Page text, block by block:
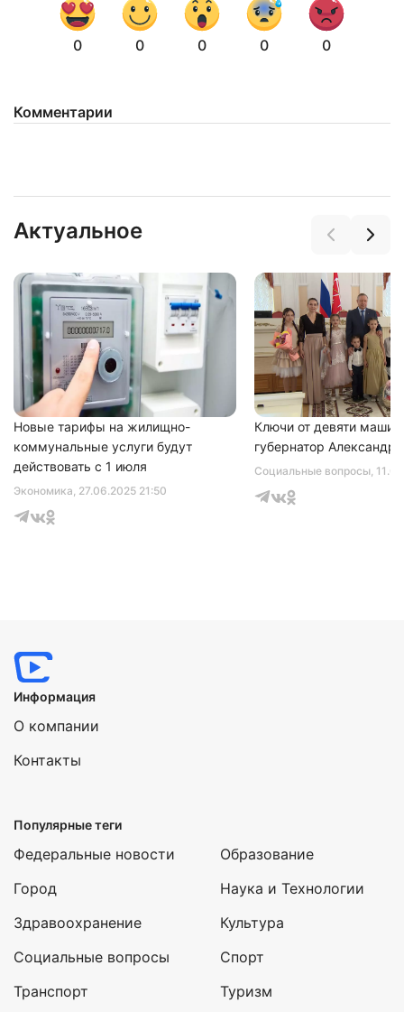
0 0 0 0 0
Комментарии
Актуальное
Экономика, 27.06.2025 21:50
Новые тарифы на жилищно-
коммунальные услуги будут
действовать с 1 июля
Социальные вопросы,
Ключи от девяти машин
губернатор Александр
Информация
О компании
Контакты
Популярные теги
Федеральные новости
Город
Здравоохранение
Социальные вопросы
Транспорт
Образование
Наука и Технологии
Культура
Спорт
Туризм